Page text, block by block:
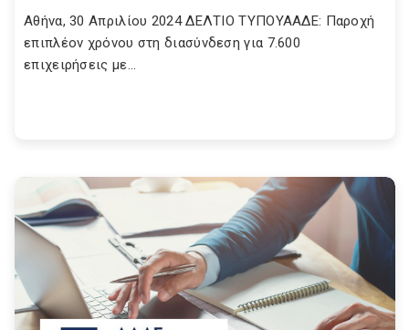
Αθήνα, 30 Απριλίου 2024 ΔΕΛΤΙΟ ΤΥΠΟΥΑΑΔΕ: Παροχή
επιπλέον χρόνου στη διασύνδεση για 7.600
επιχειρήσεις με...